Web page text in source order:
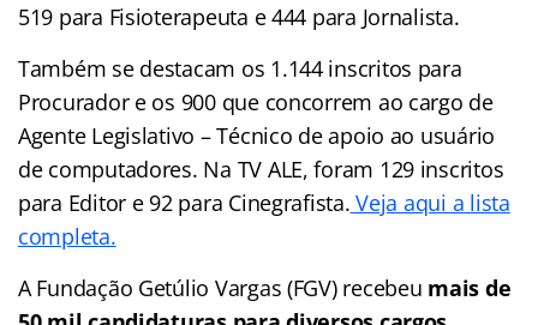
519 para Fisioterapeuta e 444 para Jornalista.
Também se destacam os 1.144 inscritos para
Procurador e os 900 que concorrem ao cargo de
Agente Legislativo – Técnico de apoio ao usuário
de computadores. Na TV ALE, foram 129 inscritos
para Editor e 92 para Cinegrafista. Veja aqui a lista
completa.
A Fundação Getúlio Vargas (FGV) recebeu mais de